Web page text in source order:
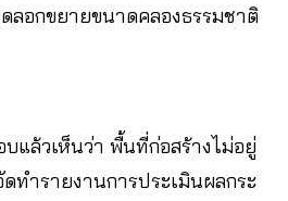
ลอกขยายขนาดคลองธรรมชาติ
แล้วเห็นว่า พื้นที่ก่อสร้างไม่อยู่
ทำรายงานการประเมินผลกระ